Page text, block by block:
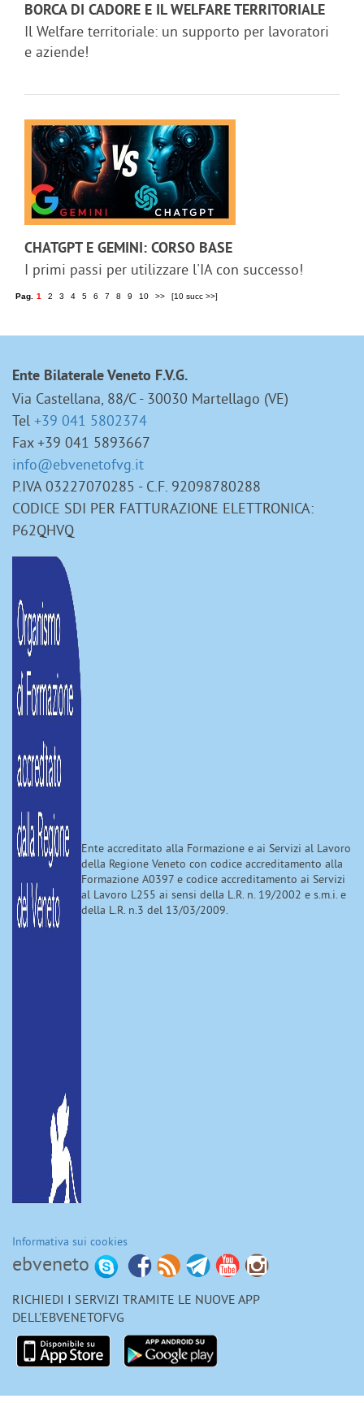
BORCA DI CADORE E IL WELFARE TERRITORIALE
Il Welfare territoriale: un supporto per lavoratori
e aziende!
CHATGPT E GEMINI: CORSO BASE
I primi passi per utilizzare l'IA con successo!
Pag. 1 2 3 4 5 6 7 8 9 10 >> [10 succ >>]
Ente Bilaterale Veneto F.V.G.
Via Castellana, 88/C - 30030 Martellago (VE)
Tel +39 041 5802374
Fax +39 041 5893667
info@ebvenetofvg.it
P.IVA 03227070285 - C.F. 92098780288
CODICE SDI PER FATTURAZIONE ELETTRONICA:
P62QHVQ
Ente accreditato alla Formazione e ai Servizi al Lavoro
della Regione Veneto con codice accreditamento alla
Formazione A0397 e codice accreditamento ai Servizi
al Lavoro L255 ai sensi della L.R. n. 19/2002 e s.m.i. e
della L.R. n.3 del 13/03/2009.
Informativa sui cookies
ebveneto
RICHIEDI I SERVIZI TRAMITE LE NUOVE APP
DELL'EBVENETOFVG